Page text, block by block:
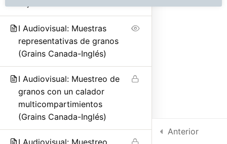
I Audiovisual: Muestras
representativas de granos
(Grains Canada-Inglés)
I Audiovisual: Muestreo de
granos con un calador
multicompartimientos
(Grains Canada-Inglés)
I Audiovisual: Muestreo
Anterior